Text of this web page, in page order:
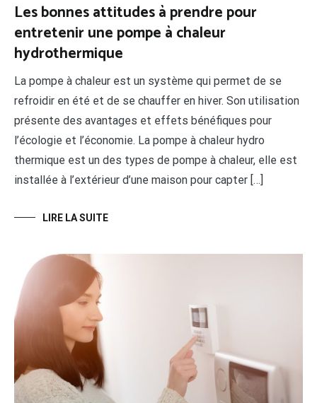
Les bonnes attitudes à prendre pour
entretenir une pompe à chaleur
hydrothermique
La pompe à chaleur est un système qui permet de se
refroidir en été et de se chauffer en hiver. Son utilisation
présente des avantages et effets bénéfiques pour
l’écologie et l’économie. La pompe à chaleur hydro
thermique est un des types de pompe à chaleur, elle est
installée à l’extérieur d’une maison pour capter […]
LIRE LA SUITE